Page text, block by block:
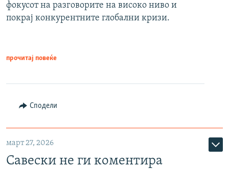
фокусот на разговорите на високо ниво и
покрај конкурентните глобални кризи.
прочитај повеќе
Сподели
март 27, 2026
Савески не ги коментира